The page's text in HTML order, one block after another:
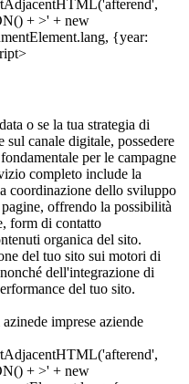
o se la tua strategia di
canale digitale, possedere
per le campagne
completo include la
coordinazione dello sviluppo
offrendo la possibilità
form di contatto
organica del sito.
del tuo sito sui motori di
dell'integrazione di
del tuo sito.